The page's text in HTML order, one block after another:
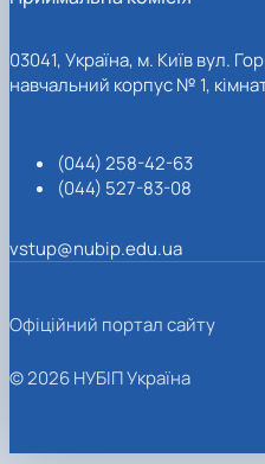
03041, Україна, м. Київ вул.
навчальний корпус № 1,
(044) 258-42-63
(044) 527-83-08
vstup@nubip.edu.ua
Офіційний портал сайту
© 2026 НУБІП Україна